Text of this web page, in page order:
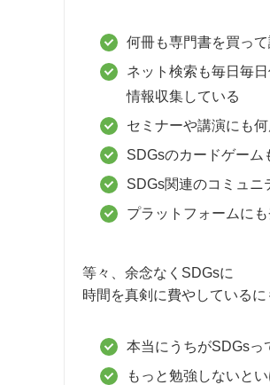
何冊も専門書を買っ
ネット検索も毎日毎
情報収集している
セミナーや講演にも
SDGsのカードゲーム
SDGs関連のコミュニ
プラットフォームに
等々、余念なくSDGsに
時間を真剣に費やしている
本当にうちがSDGs
もっと勉強しないと